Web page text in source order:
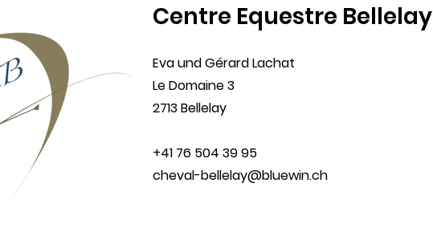
Centre Equestre Bellelay
Eva und Gérard Lachat
Le Domaine 3
2713 Bellelay
+41 76 504 39 95
cheval-bellelay@bluewin.ch